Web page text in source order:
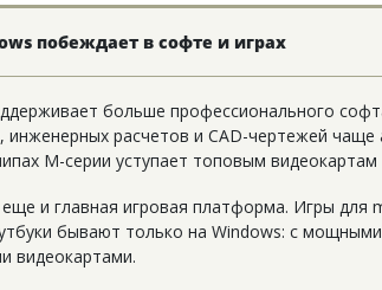
побеждает в софте и играх
больше профессионального
инженерных расчетов и CAD-чертежей
M-серии уступает топовым видеокартам
и главная игровая платформа. Игры для
бывают только на Windows: с
видеокартами.